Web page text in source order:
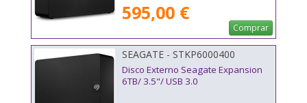
595,00 €
Comprar
SEAGATE - STKP6000400
Disco Externo Seagate Expansion
6TB/ 3.5"/ USB 3.0